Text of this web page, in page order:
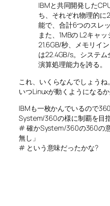
IBMと共同開発した
ち、それぞれ物理的に
能で、合計6つのスレ
また、1MBの L2キャ
21.6GB/秒、メモリイ
は22.4GB/s。システ
演算処理能力を誇る。
これ、いくらなんでしょうね。
いつLinuxが動くようになるか
IBMも一枚かんでいるので
System/360の様に制覇を目
# 確かSystem/360の360の
無し」
# という意味だったかな?